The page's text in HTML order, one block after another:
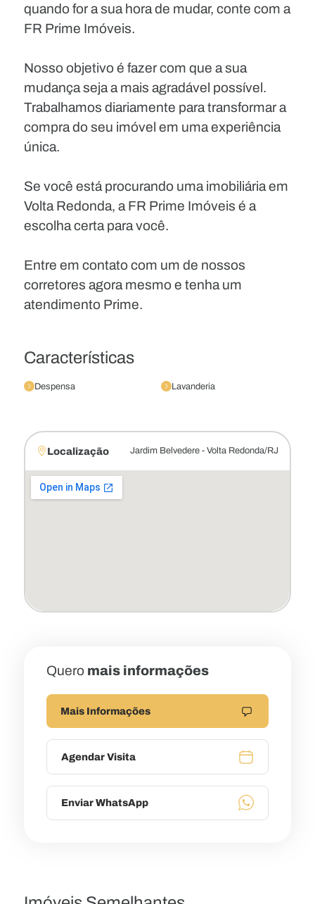
quando for a sua hora de mudar, conte com a
FR Prime Imóveis.
Nosso objetivo é fazer com que a sua
mudança seja a mais agradável possível.
Trabalhamos diariamente para transformar a
compra do seu imóvel em uma experiência
única.
Se você está procurando uma imobiliária em
Volta Redonda, a FR Prime Imóveis é a
escolha certa para você.
Entre em contato com um de nossos
corretores agora mesmo e tenha um
atendimento Prime.
Características
Despensa Lavanderia
Localização Jardim Belvedere - Volta Redonda/RJ
Quero mais informações
Mais Informações
Agendar Visita
Enviar WhatsApp